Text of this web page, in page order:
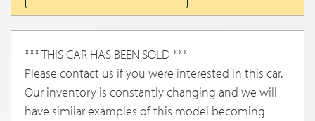
*** THIS CAR HAS BEEN SOLD ***
Please contact us if you were interested in this car.
Our inventory is constantly changing and we will
have similar examples of this model becoming